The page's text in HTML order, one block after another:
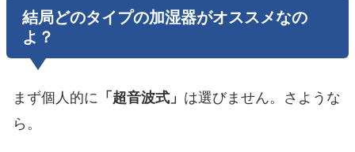
結局どのタイプの加湿器がオススメなの
よ？
まず個人的に 「超音波式」 は選びません。さような
ら。